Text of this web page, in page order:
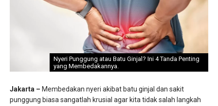
Nyeri Punggung atau Batu Ginjal? Ini 4 Tanda Penting
yang Membedakannya.
Jakarta – Membedakan nyeri akibat batu ginjal dan sakit
punggung biasa sangatlah krusial agar kita tidak salah langkah